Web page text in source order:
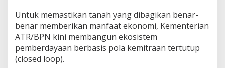
Untuk memastikan tanah yang dibagikan benar-
benar memberikan manfaat ekonomi, Kementerian
ATR/BPN kini membangun ekosistem
pemberdayaan berbasis pola kemitraan tertutup
(closed loop).